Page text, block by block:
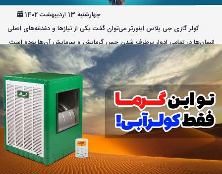
چهارشنبه 13 اردیبهشت 1402
کولر گازی جی پلاس اینورتر می‌توان گفت یکی از نیاز‌ها و دغدغه‌های اصلی
انسان‌ها در تمامی ادوار برطرف شدن حس گرمایش و سرمایش آن‌ها بوده است.
که امروزه با توجه به پیشرفت تکنولوژی و بوجود آمدن دستگاه‌ها و لوازم فوق
پیشرفته مانند کولر‌های گازی، این نیاز برطرف شده است. حال امروز در این
مقاله قرار است باهم نکات و سؤالات رایج و مهم درباره کولر گازی جی پلاس
اینورتر را مورد نقد و بررسی قرار بدهیم و اطلاعات کاملی را درباره این محصول
بدست‌آوریم پس در ادامه همراه ما باشید. بطور کلی برند جی پلاس G Plus زیر
مجموعه شرکت گلدیران می‌باشد. این شرکت در سال ۱۳۹۷ اولین محصولات خود
را با نام این برند روانه بازار کرد. که با توجه به کیفیت و طول عمر محصولات
استقبال خوبی از برند جی پلاس شد. تا به امروز که این برند با افزایش سطح
کیفیت و تولید انواع لوازم خانگی توانسته است یکی از برند‌های معروف و مطرح